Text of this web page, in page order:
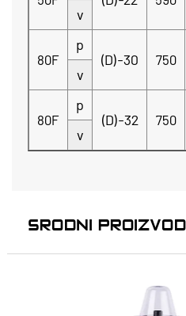
v
80F
p
(D)-30
750
v
80F
p
(D)-32
750
v
SRODNI